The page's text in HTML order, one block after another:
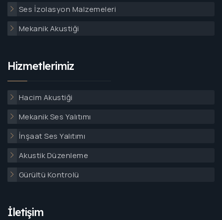
Ses İzolasyon Malzemeleri
Mekanik Akustiği
Hizmetlerimiz
Hacim Akustiği
Mekanik Ses Yalıtımı
İnşaat Ses Yalıtımı
Akustik Düzenleme
Gürültü Kontrolü
İletişim